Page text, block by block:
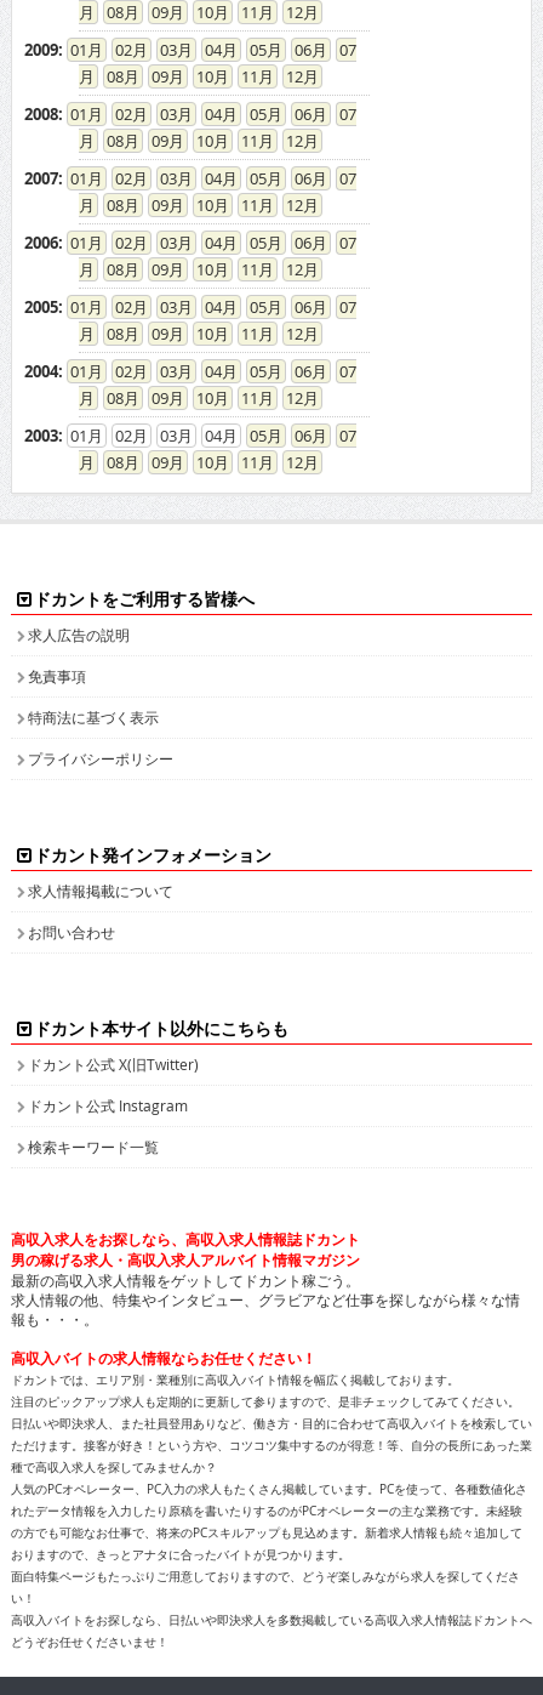
08
09 10 11
12
2009: 01 02 03 04 05 06
07
08
09 10 11
12
2008: 01 02 03 04 05 06
07
08
09 10 11
12
2007: 01 02 03 04 05 06
07
08
09 10 11
12
2006: 01 02 03 04 05 06
07
08
09 10 11
12
2005: 01 02 03 04 05 06
07
08
09 10 11
12
2004: 01 02 03 04 05 06
07
08
09 10 11
12
2003: 01 02 03 04 05 06
07
08
09 10 11 12
ドカントをご利用する皆様へ
求人広告の説明
免責事項
特商法に基づく表示
プライバシーポリシー
ドカント発インフォメーション
求人情報掲載について
お問い合わせ
ドカント本サイト以外にこちらも
ドカント公式 X(旧Twitter)
ドカント公式 Instagram
検索キーワード一覧
高収入求人をお探しなら、高収入求人情報誌ドカント
男の稼げる求人・高収入求人アルバイト情報マガジン
最新の高収入求人情報をゲットしてドカント稼ごう。
求人情報の他、特集やインタビュー、グラビアなど仕事を探しながら様々な情
報も・・・。
高収入バイトの求人情報ならお任せください！
ドカントでは、エリア別・業種別に高収入バイト情報を幅広く掲載しております。
注目のピックアップ求人も定期的に更新して参りますので、是非チェックしてみてください。
日払いや即決求人、また社員登用ありなど、働き方・目的に合わせて高収入バイトを検索してい
ただけます。接客が好き！という方や、コツコツ集中するのが得意！等、自分の長所にあった業
種で高収入求人を探してみませんか？
人気のPCオペレーター、PC入力の求人もたくさん掲載しています。PCを使って、各種数値化さ
れたデータ情報を入力したり原稿を書いたりするのがPCオペレーターの主な業務です。未経験
の方でも可能なお仕事で、将来のPCスキルアップも見込めます。新着求人情報も続々追加して
おりますので、きっとアナタに合ったバイトが見つかります。
面白特集ページもたっぷりご用意しておりますので、どうぞ楽しみながら求人を探してくださ
い！
高収入バイトをお探しなら、日払いや即決求人を多数掲載している高収入求人情報誌ドカントへ
どうぞお任せくださいませ！